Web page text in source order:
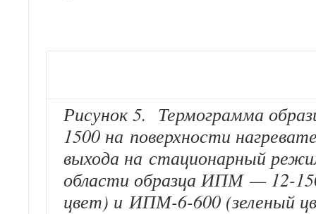
Рисунок 5. Термограмма
1500 на поверхности
выхода на стационарный
области образца ИПМ — 12-
цвет) и ИПМ-6-600 (зеленый